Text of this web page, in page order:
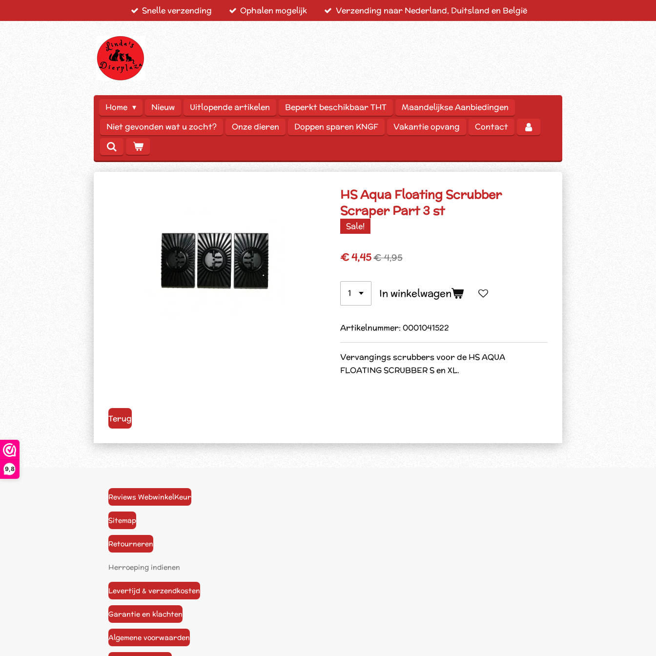
9,8
Snelle verzending Ophalen mogelijk Verzending naar Nederland, Duitsland en België
Home Nieuw Uitlopende artikelen Beperkt beschikbaar THT
Maandelijkse Aanbiedingen
Niet gevonden wat u zocht?
Onze dieren Doppen sparen KNGF Vakantie opvang Contact
HS Aqua Floating Scrubber
Scraper Part 3 st
Sale!
€ 4,45€ 4,95
In winkelwagen
Artikelnummer: 0001041522
Vervangings scrubbers voor de HS AQUA
FLOATING SCRUBBER S en XL.
Terug
Reviews WebwinkelKeur
Sitemap
Retourneren
Herroeping indienen
Levertijd & verzendkosten
Garantie en klachten
Algemene voorwaarden